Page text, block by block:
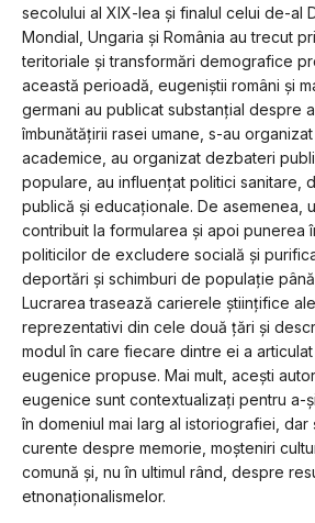
secolului al XIX-lea și finalul celui de-al
Mondial, Ungaria și România au trecut
teritoriale şi transformări demografice
această perioadă, eugeniștii români și
germani au publicat substanțial despre
îmbunătățirii rasei umane, s-au
academice, au organizat dezbateri
populare, au influențat politici sanitare,
publică și educaționale. De asemenea,
contribuit la formularea și apoi punerea
politicilor de excludere socială și
deportări și schimburi de populație
Lucrarea trasează carierele științifice
reprezentativi din cele două țări și
modul în care fiecare dintre ei a
eugenice propuse. Mai mult, acești
eugenice sunt contextualizați pentru a-
în domeniul mai larg al istoriografiei, dar
curente despre memorie, moșteniri
comună și, nu în ultimul rând, despre
etnonaționalismelor.